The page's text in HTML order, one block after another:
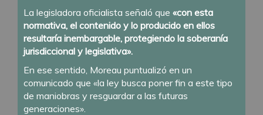
La legisladora oficialista señaló que «con esta
normativa, el contenido y lo producido en ellos
resultaría inembargable, protegiendo la soberanía
jurisdiccional y legislativa».
En ese sentido, Moreau puntualizó en un
comunicado que «la ley busca poner fin a este tipo
de maniobras y resguardar a las futuras
generaciones».